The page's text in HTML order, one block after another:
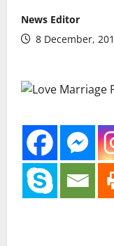
News Editor
8 December,